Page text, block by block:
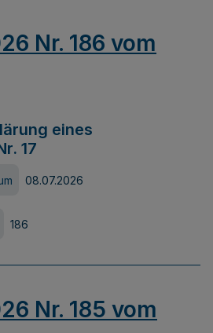
Nr. 186 vom
eines
17
08.07.2026
186
Nr. 185 vom